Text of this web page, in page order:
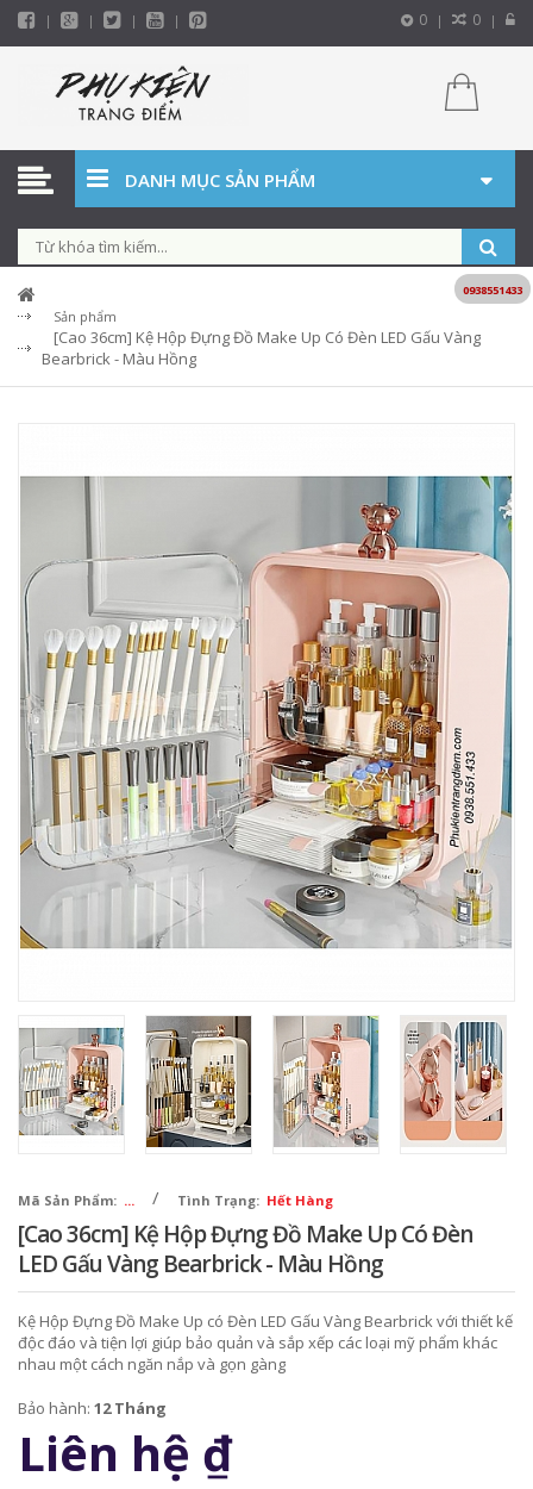
0 0
DANH MỤC SẢN PHẨM
Sản phẩm
[Cao 36cm] Kệ Hộp Đựng Đồ Make Up Có Đèn LED Gấu Vàng
Bearbrick - Màu Hồng
Mã Sản Phẩm: ... / Tình Trạng: Hết Hàng
[Cao 36cm] Kệ Hộp Đựng Đồ Make Up Có Đèn
LED Gấu Vàng Bearbrick - Màu Hồng
Kệ Hộp Đựng Đồ Make Up có Đèn LED Gấu Vàng Bearbrick với thiết kế
độc đáo và tiện lợi giúp bảo quản và sắp xếp các loại mỹ phẩm khác
nhau một cách ngăn nắp và gọn gàng
Bảo hành: 12 Tháng
Liên hệ ₫
0938551433